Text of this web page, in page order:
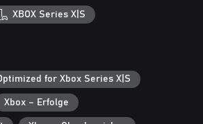
XBOX Series X|S
for Xbox Series X|S
Xbox – Erfolge